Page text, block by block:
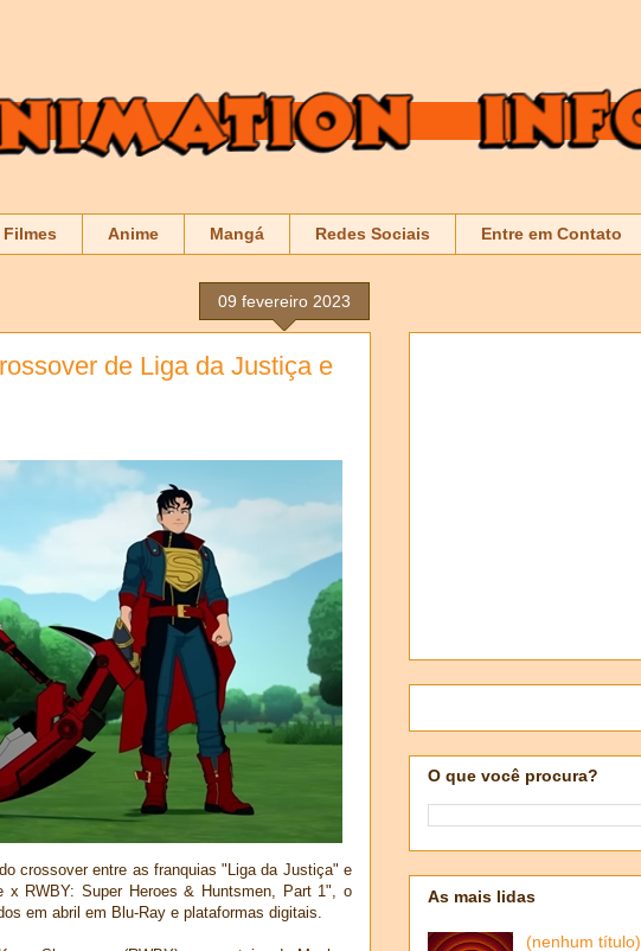
Filmes Anime Mangá Redes Sociais Entre em Contato
09 fevereiro 2023
de Liga da Justiça e
crossover entre as franquias "Liga da Justiça" e
x RWBY: Super Heroes & Huntsmen, Part 1", o
em abril em Blu-Ray e plataformas digitais.
O que você procura?
As mais lidas
(nenhum título)